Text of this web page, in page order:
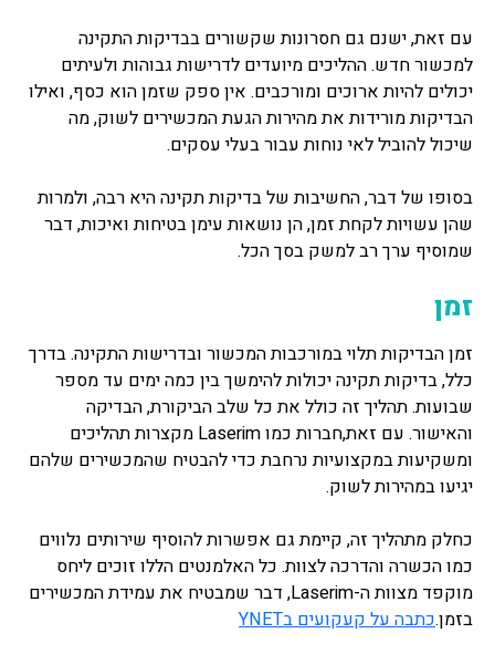
עם זאת, ישנם גם חסרונות שקשורים בבדיקות התקינה
למכשור חדש. ההליכים מיועדים לדרישות גבוהות ולעיתים
יכולים להיות ארוכים ומורכבים. אין ספק שזמן הוא כסף, ואילו
הבדיקות מורידות את מהירות הגעת המכשירים לשוק, מה
שיכול להוביל לאי נוחות עבור בעלי עסקים.
בסופו של דבר, החשיבות של בדיקות תקינה היא רבה, ולמרות
שהן עשויות לקחת זמן, הן נושאות עימן בטיחות ואיכות, דבר
שמוסיף ערך רב למשק בסך הכל.
זמן
זמן הבדיקות תלוי במורכבות המכשור ובדרישות התקינה. בדרך
כלל, בדיקות תקינה יכולות להימשך בין כמה ימים עד מספר
שבועות. תהליך זה כולל את כל שלב הביקורת, הבדיקה
והאישור. עם זאת,חברות כמו Laserim מקצרות תהליכים
ומשקיעות במקצועיות נרחבת כדי להבטיח שהמכשירים שלהם
יגיעו במהירות לשוק.
כחלק מתהליך זה, קיימת גם אפשרות להוסיף שירותים נלווים
כמו הכשרה והדרכה לצוות. כל האלמנטים הללו זוכים ליחס
מוקפד מצוות ה-Laserim, דבר שמבטיח את עמידת המכשירים
בזמן.כתבה על קעקועים בYNET